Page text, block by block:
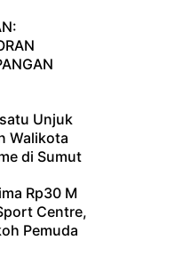
Unjuk
Walikota
di Sumut
Rp30 M
Centre,
Pemuda